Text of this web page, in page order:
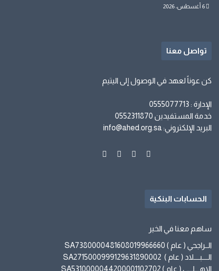
تواصل معنا
كن عوناً لعهد في الوصول إلى اليتيم
الإدارة : 0555077713
خدمة المستفيدين 0552311870
البريد الإلكتروني: info@ahed.org.sa
الحسابات البنكية
ساهم معنا في الخير
الــراجحي ( عام ) SA7380000481608019966660
الــــبــــلاد ( عام ) SA2715000999129631890002
الاهـــلـــي ( عام ) SA5310000044200001102702